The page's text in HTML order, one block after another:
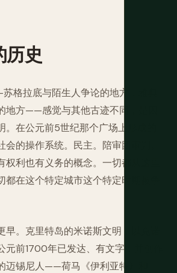
历史
格拉底与陌生人争论的地方，雅典
地方——感觉与其他古迹不同，是因
。在公元前5世纪那个广场上形成的
的操作系统。民主。陪审团审判。
利也有义务的概念。一切都从这里
在这个特定城市这个特定时期被争
。克里特岛的米诺斯文明，以克诺
元前1700年已发达、有文字，并创作
迈锡尼人——荷马《伊利亚特》和